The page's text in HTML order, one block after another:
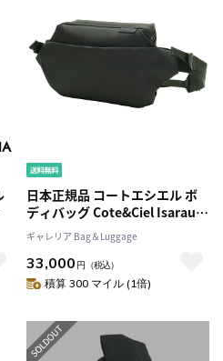
日本正規品 コートエシエル ボ
ディバッグ Cote&Ciel Isarau
Eco Yarn エコヤーン 斜め掛け
ワンショルダー コンパクト メ
ンズ レディース CC-28499 CC-
28500
ギャレリア Bag＆Luggage
33,000 円 （税込）
積算 300 マイル (1倍)